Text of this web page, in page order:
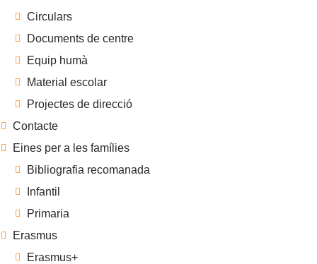
Circulars
Documents de centre
Equip humà
Material escolar
Projectes de direcció
Contacte
Eines per a les famílies
Bibliografia recomanada
Infantil
Primaria
Erasmus
Erasmus+